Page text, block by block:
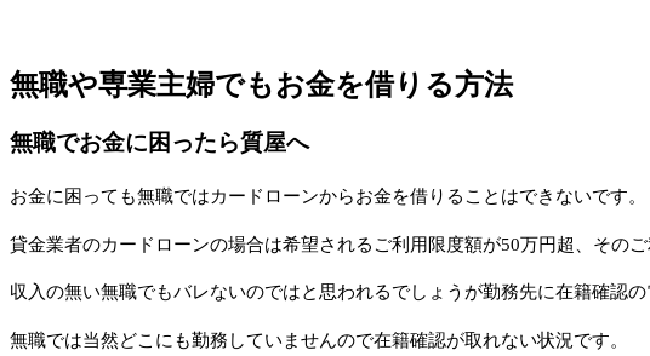
無職や専業主婦でもお金を借りる方法
無職でお金に困ったら質屋へ
お金に困っても無職ではカードローンからお金を借りることはできないです。
貸金業者のカードローンの場合は希望されるご利用限度額が50万円超、その
収入の無い無職でもバレないのではと思われるでしょうが勤務先に在籍確認の
無職では当然どこにも勤務していませんので在籍確認が取れない状況です。